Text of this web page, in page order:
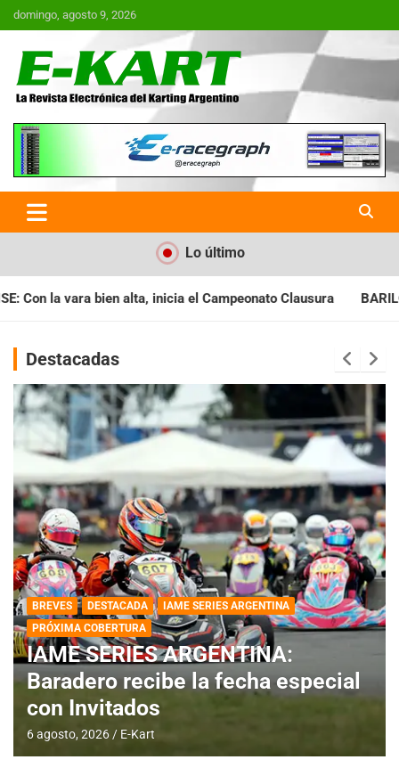
Saltar
al
domingo, agosto 9, 2026
E-Kart.com.ar | La Revista
Electrónica del Karting en
Argentina
Lo último
Clausura BARILOCHENSE: Preparan una
Destacadas
BREVES DESTACADA
IAME SERIES ARGENTINA
PRÓXIMA COBERTURA
IAME SERIES ARGENTINA:
Baradero recibe la fecha especial
con Invitados
6 agosto, 2026 E-Kart